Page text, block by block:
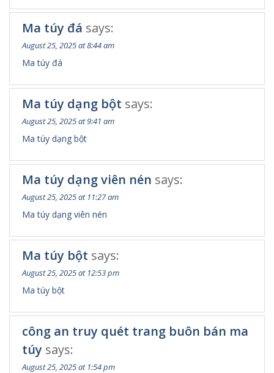
Ma túy đá says:
August 25, 2025 at 8:44 am
Ma túy đá
Ma túy dạng bột says:
August 25, 2025 at 9:41 am
Ma túy dạng bột
Ma túy dạng viên nén says:
August 25, 2025 at 11:27 am
Ma túy dạng viên nén
Ma túy bột says:
August 25, 2025 at 12:53 pm
Ma túy bột
công an truy quét trang buôn bán ma
túy says:
August 25, 2025 at 1:54 pm